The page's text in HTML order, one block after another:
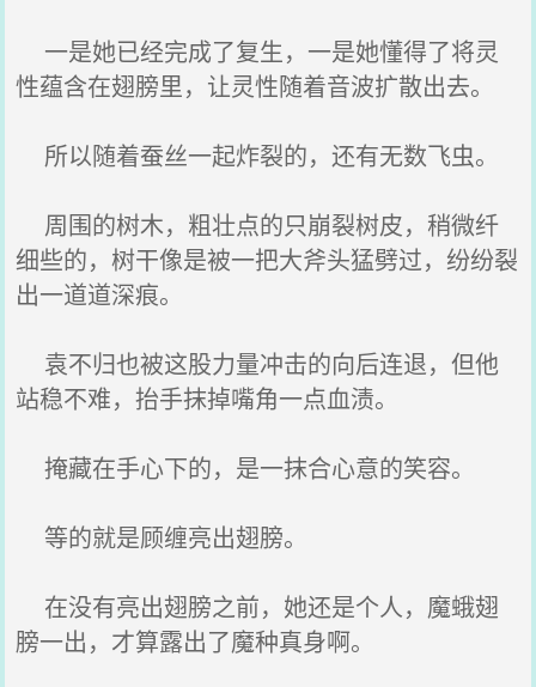
一是她已经完成了复生，一是她懂得了将灵
性蕴含在翅膀里，让灵性随着音波扩散出去。
所以随着蚕丝一起炸裂的，还有无数飞虫。
周围的树木，粗壮点的只崩裂树皮，稍微纤
细些的，树干像是被一把大斧头猛劈过，纷纷裂
出一道道深痕。
袁不归也被这股力量冲击的向后连退，但他
站稳不难，抬手抹掉嘴角一点血渍。
掩藏在手心下的，是一抹合心意的笑容。
等的就是顾缠亮出翅膀。
在没有亮出翅膀之前，她还是个人，魔蛾翅
膀一出，才算露出了魔种真身啊。